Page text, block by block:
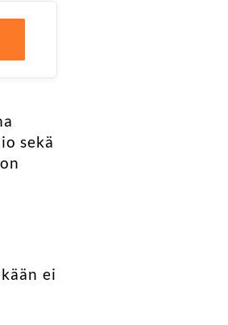
sekä
ei